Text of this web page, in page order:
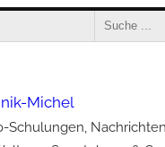
Search
Michel
Schulungen,